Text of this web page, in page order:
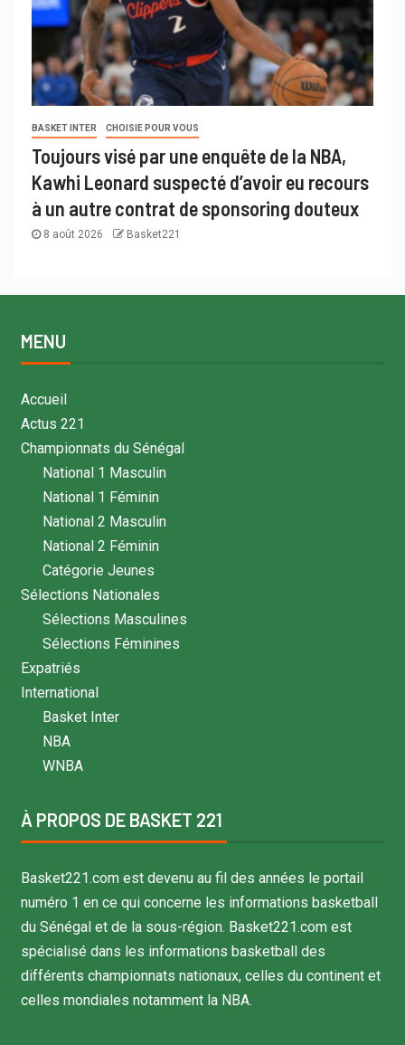
BASKET INTER CHOISIE POUR VOUS
Toujours visé par une enquête de la NBA,
Kawhi Leonard suspecté d’avoir eu recours
à un autre contrat de sponsoring douteux
8 août 2026 Basket221
MENU
Accueil
Actus 221
Championnats du Sénégal
National 1 Masculin
National 1 Féminin
National 2 Masculin
National 2 Féminin
Catégorie Jeunes
Sélections Nationales
Sélections Masculines
Sélections Féminines
Expatriés
International
Basket Inter
NBA
WNBA
À PROPOS DE BASKET 221
Basket221.com est devenu au fil des années le portail
numéro 1 en ce qui concerne les informations basketball
du Sénégal et de la sous-région. Basket221.com est
spécialisé dans les informations basketball des
différents championnats nationaux, celles du continent et
celles mondiales notamment la NBA.